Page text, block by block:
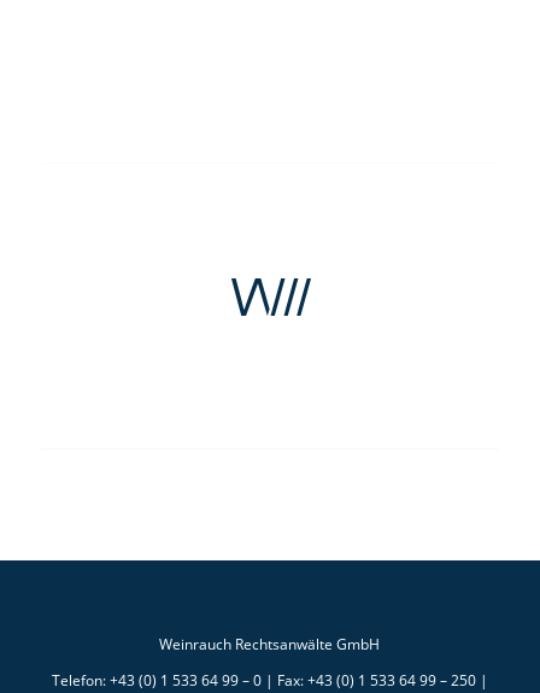
Weinrauch Rechtsanwälte GmbH
Telefon: +43 (0) 1 533 64 99 – 0 | Fax: +43 (0) 1 533 64 99 – 250 |